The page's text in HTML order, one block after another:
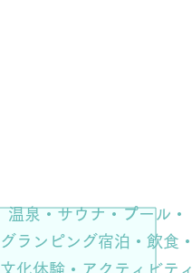
温泉・サウナ・プール・
グランピング宿泊・飲食・
文化体験・アクティビティ